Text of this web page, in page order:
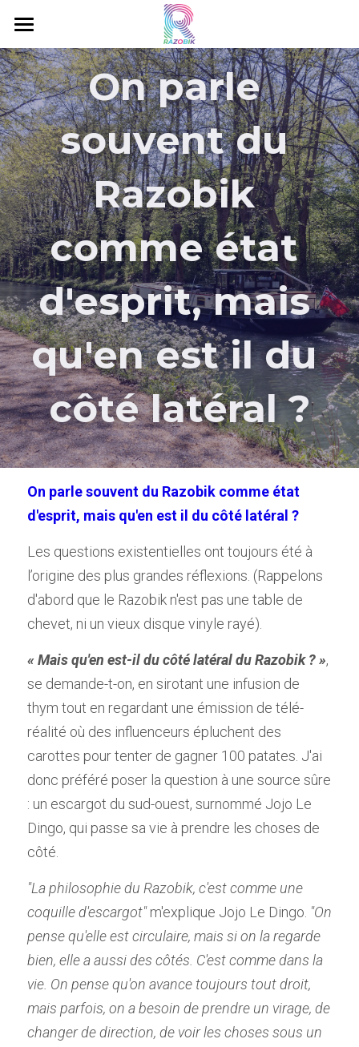
Accueil
C'est quoi le Razobik ?
Livres Razobik
Razobik Music
Eau Minérale
Gorillox
Projets
Contact
On parle
souvent du
Razobik
comme état
d'esprit, mais
qu'en est il du
côté latéral ?
On parle souvent du Razobik comme état
d'esprit, mais qu'en est il du côté latéral ?
Les questions existentielles ont toujours été à
l’origine des plus grandes réflexions. (Rappelons
d'abord que le Razobik n'est pas une table de
chevet, ni un vieux disque vinyle rayé).
« Mais qu'en est-il du côté latéral du Razobik ? »,
se demande-t-on, en sirotant une infusion de
thym tout en regardant une émission de télé-
réalité où des influenceurs épluchent des
carottes pour tenter de gagner 100 patates. J'ai
donc préféré poser la question à une source sûre
: un escargot du sud-ouest, surnommé Jojo Le
Dingo, qui passe sa vie à prendre les choses de
côté.
"La philosophie du Razobik, c'est comme une
coquille d'escargot" m'explique Jojo Le Dingo. "On
pense qu'elle est circulaire, mais si on la regarde
bien, elle a aussi des côtés. C'est comme dans la
vie. On pense qu'on avance toujours tout droit,
mais parfois, on a besoin de prendre un virage, de
changer de direction, de voir les choses sous un